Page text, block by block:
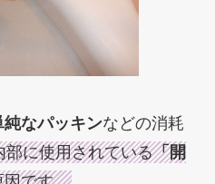
純なパッキンなどの消耗
部に使用されている「開